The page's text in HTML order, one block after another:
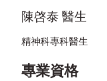
陳啓泰 醫生
精神科專科醫生
專業資格